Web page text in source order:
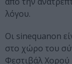
λόγου.
Οι sinequanon
στο χώρο του
Φεστιβάλ Χορού